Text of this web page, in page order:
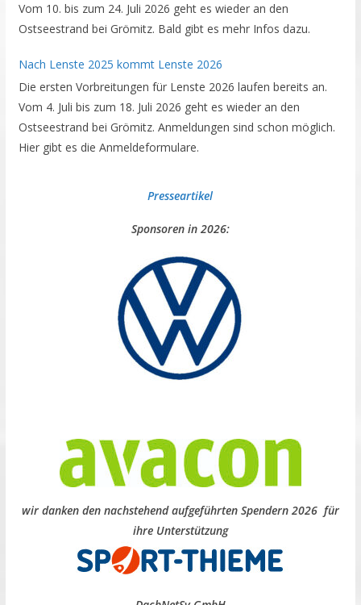
Vom 10. bis zum 24. Juli 2026 geht es wieder an den
Ostseestrand bei Grömitz. Bald gibt es mehr Infos dazu.
Nach Lenste 2025 kommt Lenste 2026
Die ersten Vorbreitungen für Lenste 2026 laufen bereits an.
Vom 4. Juli bis zum 18. Juli 2026 geht es wieder an den
Ostseestrand bei Grömitz. Anmeldungen sind schon möglich.
Hier gibt es die Anmeldeformulare.
Presseartikel
Sponsoren in 2026:
wir danken den nachstehend aufgeführten Spendern 2026 für
ihre Unterstützung